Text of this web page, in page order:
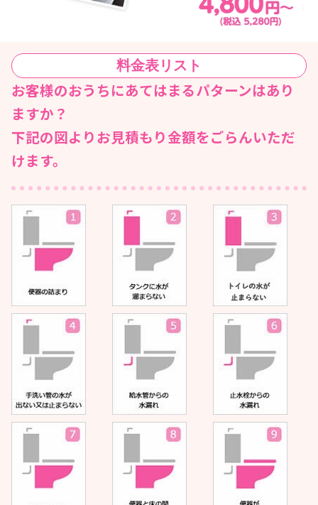
料金表リスト
お客様のおうちにあてはまるパターンはあり
ますか？
下記の図よりお見積もり金額をごらんいただ
けます。